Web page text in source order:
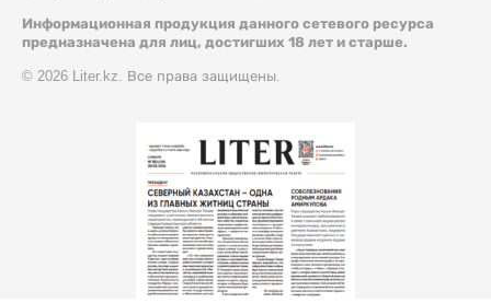
Информационная продукция данного сетевого ресурса
предназначена для лиц, достигших 18 лет и старше.
© 2026 Liter.kz. Все права защищены.